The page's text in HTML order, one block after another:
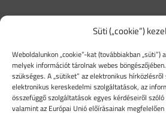
Süti („cookie”)
Weboldalunkon „cookie”-kat (továbbiakban
melyek információt tárolnak webes
szükséges. A „sütiket” az elektronikus
elektronikus kereskedelmi szolgáltatások, az
összefüggő szolgáltatások egyes kérdéseiről
valamint az Európai Unió előírásainak megfelelően
Mikor lehet jó döntés
Azautó tartós bérlet akkor
vállalkozás céges autót
nem akar saját tulajdonú